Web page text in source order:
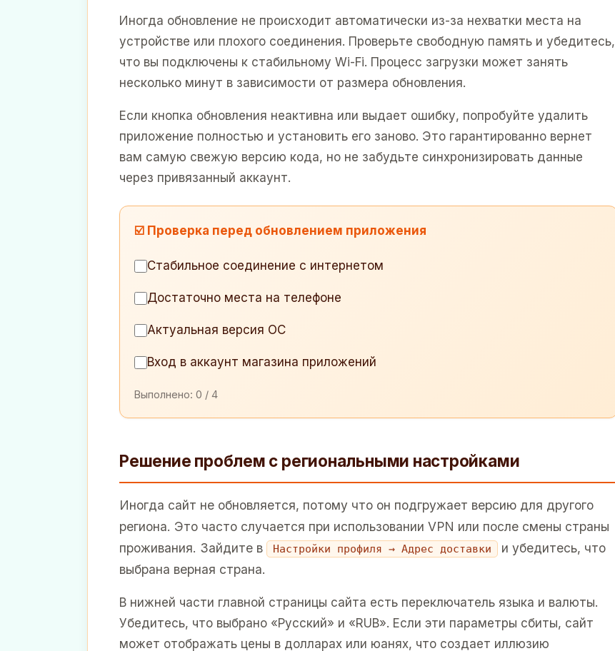
Иногда обновление не происходит автоматически из-за нехватки места на
устройстве или плохого соединения. Проверьте свободную память и убедитесь,
что вы подключены к стабильному Wi-Fi. Процесс загрузки может занять
несколько минут в зависимости от размера обновления.
Если кнопка обновления неактивна или выдает ошибку, попробуйте удалить
приложение полностью и установить его заново. Это гарантированно вернет
вам самую свежую версию кода, но не забудьте синхронизировать данные
через привязанный аккаунт.
☑️ Проверка перед обновлением приложения
Стабильное соединение с интернетом
Достаточно места на телефоне
Актуальная версия ОС
Вход в аккаунт магазина приложений
Выполнено: 0 / 4
Решение проблем с региональными настройками
Иногда сайт не обновляется, потому что он подгружает версию для другого
региона. Это часто случается при использовании VPN или после смены страны
проживания. Зайдите в
Настройки профиля → Адрес доставки
и убедитесь, что
выбрана верная страна.
В нижней части главной страницы сайта есть переключатель языка и валюты.
Убедитесь, что выбрано «Русский» и «RUB». Если эти параметры сбиты, сайт
может отображать цены в долларах или юанях, что создает иллюзию